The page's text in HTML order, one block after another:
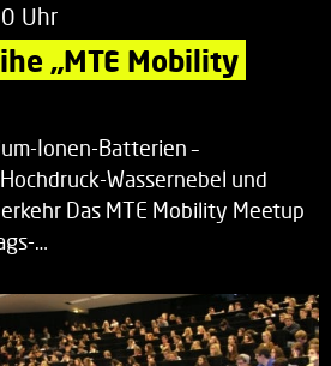
Uhr
„MTE Mobility
Ionen-Batterien –
Wassernebel und
Das MTE Mobility Meetup
…